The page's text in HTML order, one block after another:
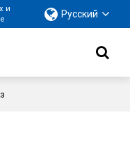
и
Русский